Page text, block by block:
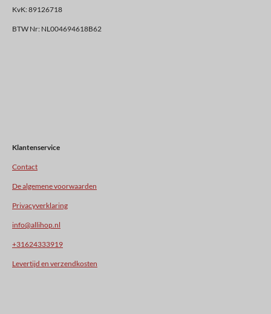
KvK: 89126718
BTW Nr: NL004694618B62
Klantenservice
Contact
De algemene voorwaarden
Privacyverklaring
info@allihop.nl
+31624333919
Levertijd en verzendkosten